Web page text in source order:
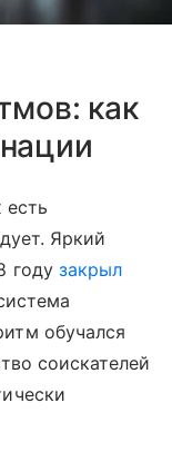
как
есть
Яркий
году закрыл
обучался
соискателей